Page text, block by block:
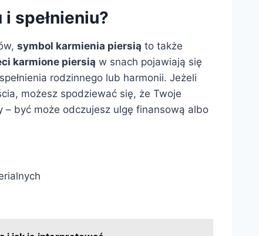
spełnieniu?
symbol karmienia piersią to także
karmione piersią w snach pojawiają się
rodzinnego lub harmonii. Jeżeli
możesz spodziewać się, że Twoje
być może odczujesz ulgę finansową albo